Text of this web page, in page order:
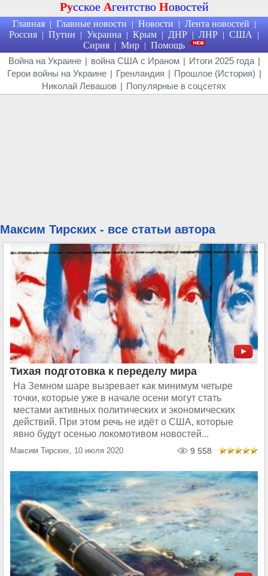
Русское Агентство Новостей
Главная | Главные новости | Новости | Лента новостей |
Россия | Путин | Украина | Крым | ДНР | ЛНР | США |
Сирия | Мир | Помощь
Война на Украине | война США с Ираном | Итоги 2025 года |
Герои войны на Украине | Гренландия | Прошлое (История) |
Николай Левашов | Популярные в соцсетях
Максим Тирских - все статьи автора
Тихая подготовка к переделу мира
На Земном шаре вызревает как минимум четыре
точки, которые уже в начале осени могут стать
местами активных политических и экономических
действий. При этом речь не идёт о США, которые
явно будут осенью локомотивом новостей...
Максим Тирских, 10 июля 2020 9 558